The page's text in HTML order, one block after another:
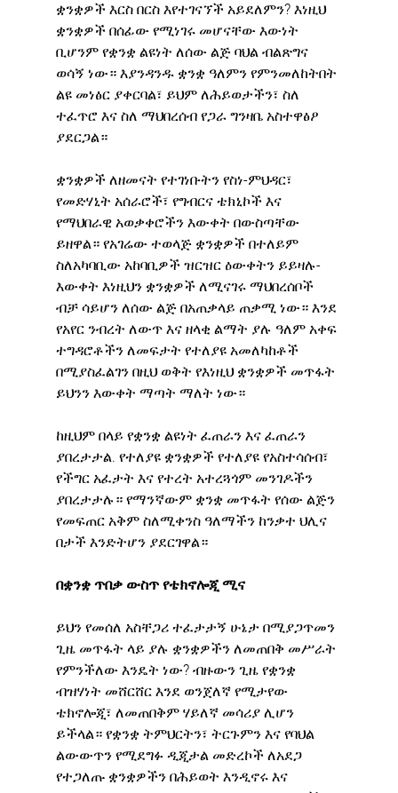
ቋንቋዎች እርስ በርስ እየተገናኘች አይደለምን? እነዚህ
ቋንቋዎች በሰፊው የሚነገሩ መሆናቸው እውነት
ቢሆንም የቋንቋ ልዩነት ለሰው ልጅ ባህል ብልጽግና
ወሳኝ ነው። እያንዳንዱ ቋንቋ ዓለምን የምንመለከትበት
ልዩ መነፅር ያቀርባል፣ ይህም ለሕይወታችን፣ ስለ
ተፈጥሮ እና ስለ ማህበረሰብ የጋራ ግንዛቤ አስተዋፅዖ
ያደርጋል።
ቋንቋዎች ለዘመናት የተገነቡትን የስነ-ምህዳር፣
የመድሃኒት አሰራሮች፣ የግብርና ቴክኒኮች እና
የማህበራዊ አወቃቀሮችን እውቀት በውስጣቸው
ይዘዋል። የአገሬው ተወላጅ ቋንቋዎች በተለይም
ስለአካባቢው አከባቢዎች ዝርዝር ዕውቀትን ይይዛሉ-
እውቀት እነዚህን ቋንቋዎች ለሚናገሩ ማህበረሰቦች
ብቻ ሳይሆን ለሰው ልጅ በአጠቃላይ ጠቃሚ ነው። እንደ
የአየር ንብረት ለውጥ እና ዘላቂ ልማት ያሉ ዓለም አቀፍ
ተግዳሮቶችን ለመፍታት የተለያዩ አመለካከቶች
በሚያስፈልገን በዚህ ወቅት የእነዚህ ቋንቋዎች መጥፋት
ይህንን እውቀት ማጣት ማለት ነው።
ከዚህም በላይ የቋንቋ ልዩነት ፈጠራን እና ፈጠራን
ያበረታታል. የተለያዩ ቋንቋዎች የተለያዩ የአስተሳሰብ፣
የችግር አፈታት እና የተረት አተረጓጎም መንገዶችን
ያበረታታሉ። የማንኛውም ቋንቋ መጥፋት የሰው ልጅን
የመፍጠር አቅም ስለሚቀንስ ዓለማችን ከንቃተ ህሊና
በታች እንድትሆን ያደርገዋል።
በቋንቋ ጥበቃ ውስጥ የቴክኖሎጂ ሚና
ይህን የመሰለ አስቸጋሪ ተፈታታኝ ሁኔታ በሚያጋጥመን
ጊዜ መጥፋት ላይ ያሉ ቋንቋዎችን ለመጠበቅ መሥራት
የምንችለው እንዴት ነው? ብዙውን ጊዜ የቋንቋ
ብዝሃነት መሸርሸር እንደ ወንጀለኛ የሚታየው
ቴክኖሎጂ፣ ለመጠበቅም ሃይለኛ መሳሪያ ሊሆን
ይችላል። የቋንቋ ትምህርትን፣ ትርጉምን እና የባህል
ልውውጥን የሚደግፉ ዲጂታል መድረኮች ለአደጋ
የተጋለጡ ቋንቋዎችን በሕይወት እንዲኖሩ እና